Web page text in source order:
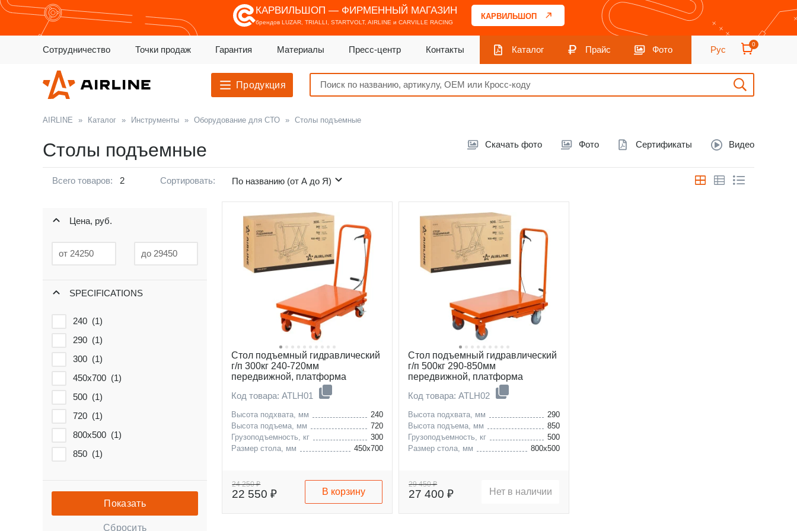
КАРВИЛЬШОП — ФИРМЕННЫЙ МАГАЗИН
брендов LUZAR, TRIALLI, STARTVOLT, AIRLINE и CARVILLE RACING
КАРВИЛЬШОП
Сотрудничество Точки продаж Гарантия Материалы Пресс-центр Контакты Каталог Прайс Фото Рус
0
Продукция
AIRLINE » Каталог » Инструменты » Оборудование для СТО » Столы подъемные
Столы подъемные Скачать фото Фото Сертификаты Видео
Всего товаров: 2 Сортировать: По названию (от А до Я)
Цена, руб.
SPECIFICATIONS
240 (1)
290 (1)
300 (1)
450х700 (1)
500 (1)
720 (1)
800х500 (1)
850 (1)
Стол подъемный гидравлический
г/п 300кг 240-720мм
передвижной, платформа
Код товара: ATLH01
Высота подхвата, мм
240
Высота подъема, мм
720
Грузоподъемность, кг
300
Размер стола, мм
450х700
24 250 ₽
22 550 ₽ В корзину
Стол подъемный гидравлический
г/п 500кг 290-850мм
передвижной, платформа
Код товара: ATLH02
Высота подхвата, мм
290
Высота подъема, мм
850
Грузоподъемность, кг
500
Размер стола, мм
800х500
29 450 ₽
27 400 ₽ Нет в наличии